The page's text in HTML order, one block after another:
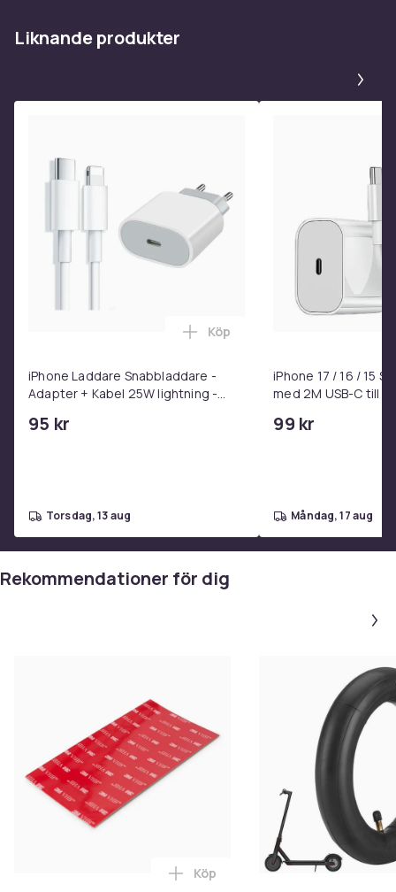
Liknande produkter
iPhone Laddare Snabbladdare -
Adapter + Kabel 25W lightning -
95 kr
Lägg till iPhone Laddare
Köp
torsdag, 13 aug
iPhone 17 / 16 / 15
med 2M USB-C till
99 kr
måndag, 17 aug
Rekommendationer för dig
Lägg till 3M dubbelhäftande
Köp